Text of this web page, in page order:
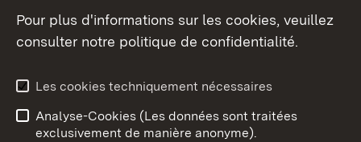
Aperçu des thèmes
Pour plus d'informations sur les cookies, veuillez
consulter notre politique de confidentialité.
Les cookies techniquement nécessaires
Analyse-Cookies (Les données sont traitées
exclusivement de manière anonyme).